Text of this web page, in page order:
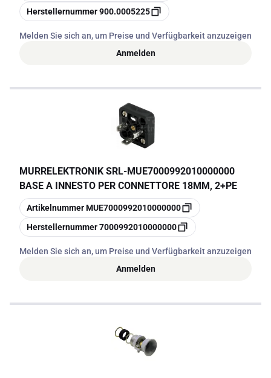
Kopieren
Herstellernummer900.0005225
Melden Sie sich an, um Preise und Verfügbarkeit anzuzeigen
Anmelden
MURRELEKTRONIK SRL-MUE7000992010000000
BASE A INNESTO PER CONNETTORE 18MM, 2+PE
Kopieren
ArtikelnummerMUE7000992010000000
Kopieren
Herstellernummer7000992010000000
Melden Sie sich an, um Preise und Verfügbarkeit anzuzeigen
Anmelden